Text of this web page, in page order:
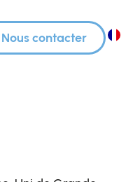
Nous contacter